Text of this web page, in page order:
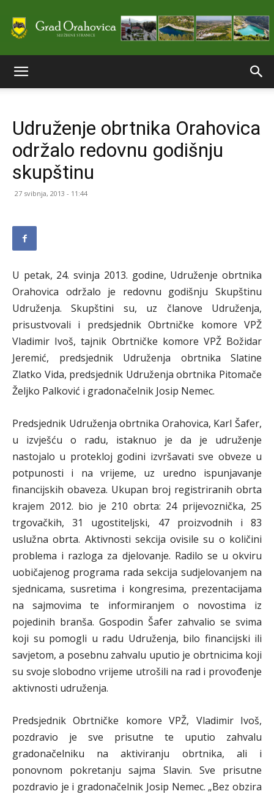
stranice
Udruženje obrtnika Orahovica
održalo redovnu godišnju
skupštinu
27 svibnja, 2013 - 11:44
U petak, 24. svinja 2013. godine, Udruženje obrtnika
Orahovica održalo je redovnu godišnju Skupštinu
Udruženja. Skupštini su, uz članove Udruženja,
prisustvovali i predsjednik Obrtničke komore VPŽ
Vladimir Ivoš, tajnik Obrtničke komore VPŽ Božidar
Jeremić, predsjednik Udruženja obrtnika Slatine
Zlatko Vida, predsjednik Udruženja obrtnika Pitomače
Željko Palković i gradonačelnik Josip Nemec.
Predsjednik Udruženja obrtnika Orahovica, Karl Šafer,
u izvješću o radu, istaknuo je da je udruženje
nastojalo u protekloj godini izvršavati sve obveze u
potpunosti i na vrijeme, uz uredno ispunjavanje
financijskih obaveza. Ukupan broj registriranih obrta
krajem 2012. bio je 210 obrta: 24 prijevoznička, 25
trgovačkih, 31 ugostiteljski, 47 proizvodnih i 83
uslužna obrta. Aktivnosti sekcija ovisile su o količini
problema i razloga za djelovanje. Radilo se u okviru
uobičajenog programa rada sekcija sudjelovanjem na
sjednicama, susretima i kongresima, prezentacijama
na sajmovima te informiranjem o novostima iz
pojedinih branša. Gospodin Šafer zahvalio se svima
koji su pomogli u radu Udruženja, bilo financijski ili
savjetom, a posebnu zahvalu uputio je obrtnicima koji
su svoje slobodno vrijeme utrošili na rad i provođenje
aktivnosti udruženja.
Predsjednik Obrtničke komore VPŽ, Vladimir Ivoš,
pozdravio je sve prisutne te uputio zahvalu
gradonačelniku na aktiviranju obrtnika, ali i
ponovnom pokretanju sajma Slavin. Sve prisutne
pozdravio je i gradonačelnik Josip Nemec. „Bez obzira